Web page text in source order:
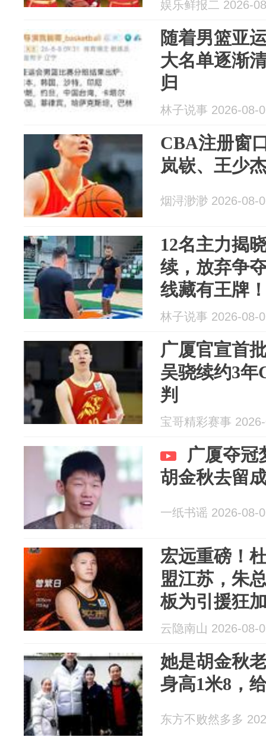
娱乐鲜报二 2026-
随着男篮亚
大名单逐渐
归
林子说事 2026-08-
CBA注册窗
岚嵚、王少
烟浔渺渺 2026-08-
12名主力揭
续，放弃争
线藏有王牌
林子说事 2026-08-
广厦官宣首
吴骁续约3年
判
宝哥精彩赛事
广厦夺冠
胡金秋去留
一纸书谣 2026-08-
宏远重磅！
盟江苏，朱
板为引援狂
云隐南山 2026-08-
她是胡金秋
身高1米8，
东方不败然多多